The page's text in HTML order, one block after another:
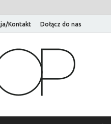
Kontakt Dołącz do nas